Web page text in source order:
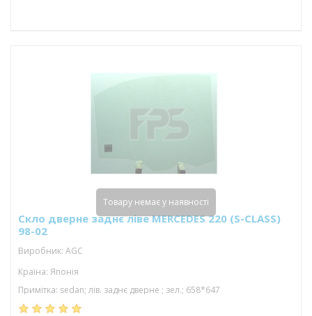
Скло дверне заднє ліве MERCEDES 220 (S-CLASS)
98-02
Виробник: AGC
Країна: Японія
Примітка: sedan; лів. заднє дверне ; зел.; 658*647
Товару немає у наявності